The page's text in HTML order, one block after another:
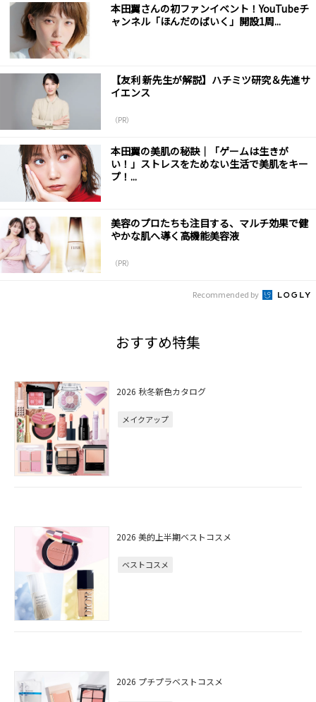
本田翼さんの初ファンイベント！YouTubeチ
ャンネル「ほんだのばいく」開設1周...
【友利 新先生が解説】ハチミツ研究＆先進サ
イエンス
（PR）
本田翼の美肌の秘訣｜「ゲームは生きが
い！」ストレスをためない生活で美肌をキー
プ！...
美容のプロたちも注目する、マルチ効果で健
やかな肌へ導く高機能美容液
（PR）
Recommended by
おすすめ特集
2026 秋冬新色カタログ
メイクアップ
2026 美的上半期ベストコスメ
ベストコスメ
2026 プチプラベストコスメ